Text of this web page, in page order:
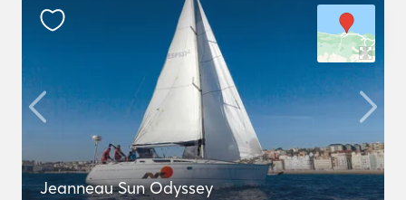
Jeanneau Sun Odyssey